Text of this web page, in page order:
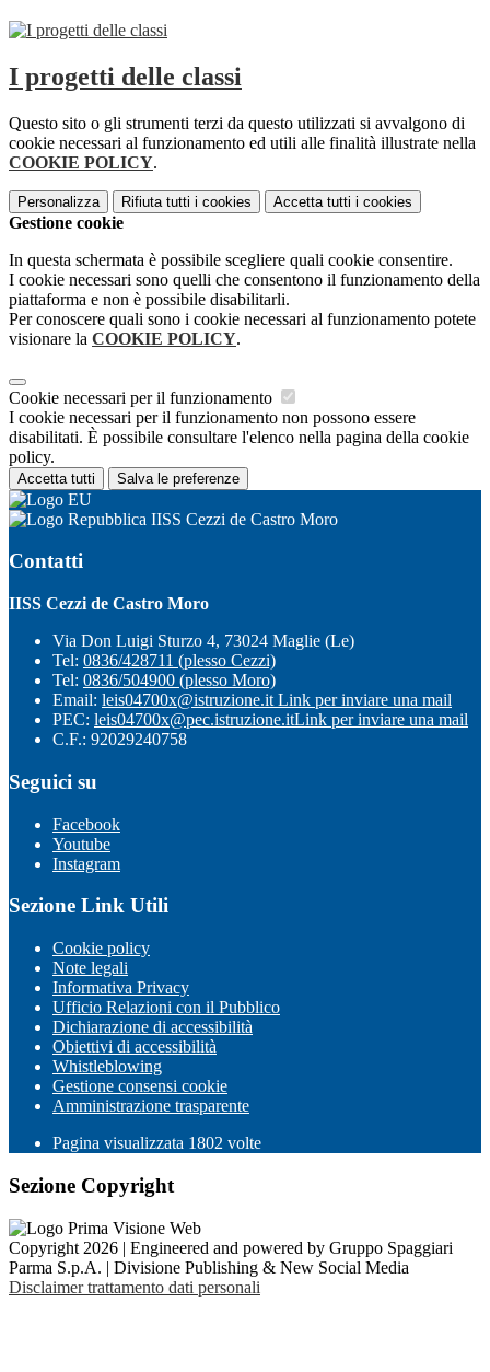
I progetti delle classi
Questo sito o gli strumenti terzi da questo utilizzati si avvalgono di
cookie necessari al funzionamento ed utili alle finalità illustrate nella
COOKIE POLICY.
Personalizza Rifiuta tutti i cookies Accetta tutti i cookies
Gestione cookie
In questa schermata è possibile scegliere quali cookie consentire.
I cookie necessari sono quelli che consentono il funzionamento della
piattaforma e non è possibile disabilitarli.
Per conoscere quali sono i cookie necessari al funzionamento potete
visionare la COOKIE POLICY.
Cookie necessari per il funzionamento
I cookie necessari per il funzionamento non possono essere
disabilitati. È possibile consultare l'elenco nella pagina della cookie
policy.
Accetta tutti Salva le preferenze
IISS Cezzi de Castro Moro
Contatti
IISS Cezzi de Castro Moro
Via Don Luigi Sturzo 4, 73024 Maglie (Le)
Tel: 0836/428711 (plesso Cezzi)
Tel: 0836/504900 (plesso Moro)
Email: leis04700x@istruzione.it Link per inviare una mail
PEC: leis04700x@pec.istruzione.itLink per inviare una mail
C.F.: 92029240758
Seguici su
Facebook
Youtube
Instagram
Sezione Link Utili
Cookie policy
Note legali
Informativa Privacy
Ufficio Relazioni con il Pubblico
Dichiarazione di accessibilità
Obiettivi di accessibilità
Whistleblowing
Gestione consensi cookie
Amministrazione trasparente
Pagina visualizzata 1802 volte
Sezione Copyright
Copyright 2026 | Engineered and powered by Gruppo Spaggiari
Parma S.p.A. | Divisione Publishing & New Social Media
Disclaimer trattamento dati personali